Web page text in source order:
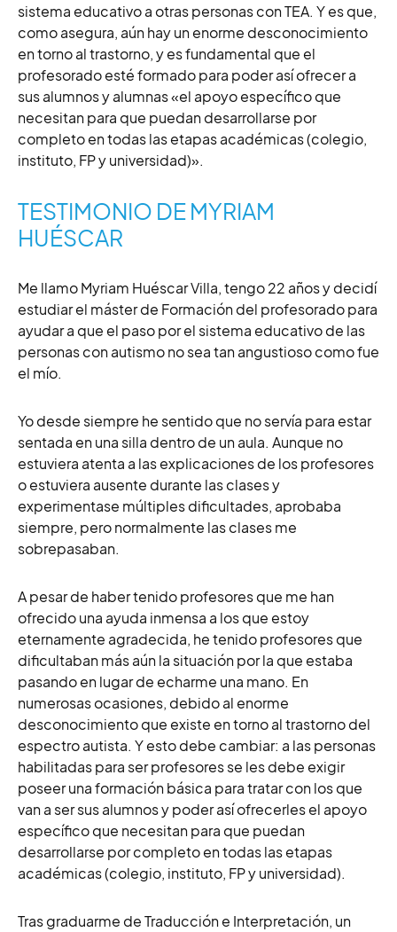
sistema educativo a otras personas con TEA. Y es que,
como asegura, aún hay un enorme desconocimiento
en torno al trastorno, y es fundamental que el
profesorado esté formado para poder así ofrecer a
sus alumnos y alumnas «el apoyo específico que
necesitan para que puedan desarrollarse por
completo en todas las etapas académicas (colegio,
instituto, FP y universidad)».
TESTIMONIO DE MYRIAM
HUÉSCAR
Me llamo Myriam Huéscar Villa, tengo 22 años y decidí
estudiar el máster de Formación del profesorado para
ayudar a que el paso por el sistema educativo de las
personas con autismo no sea tan angustioso como fue
el mío.
Yo desde siempre he sentido que no servía para estar
sentada en una silla dentro de un aula. Aunque no
estuviera atenta a las explicaciones de los profesores
o estuviera ausente durante las clases y
experimentase múltiples dificultades, aprobaba
siempre, pero normalmente las clases me
sobrepasaban.
A pesar de haber tenido profesores que me han
ofrecido una ayuda inmensa a los que estoy
eternamente agradecida, he tenido profesores que
dificultaban más aún la situación por la que estaba
pasando en lugar de echarme una mano. En
numerosas ocasiones, debido al enorme
desconocimiento que existe en torno al trastorno del
espectro autista. Y esto debe cambiar: a las personas
habilitadas para ser profesores se les debe exigir
poseer una formación básica para tratar con los que
van a ser sus alumnos y poder así ofrecerles el apoyo
específico que necesitan para que puedan
desarrollarse por completo en todas las etapas
académicas (colegio, instituto, FP y universidad).
Tras graduarme de Traducción e Interpretación, un